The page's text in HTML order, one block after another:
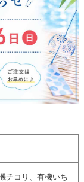
チコリ、有機いち